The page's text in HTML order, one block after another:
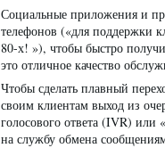
Социальные приложения и
телефонов («для поддержки
80-х! »), чтобы быстро
это отличное качество
Чтобы сделать плавный
своим клиентам выход из
голосового ответа (IVR) или
на службу обмена